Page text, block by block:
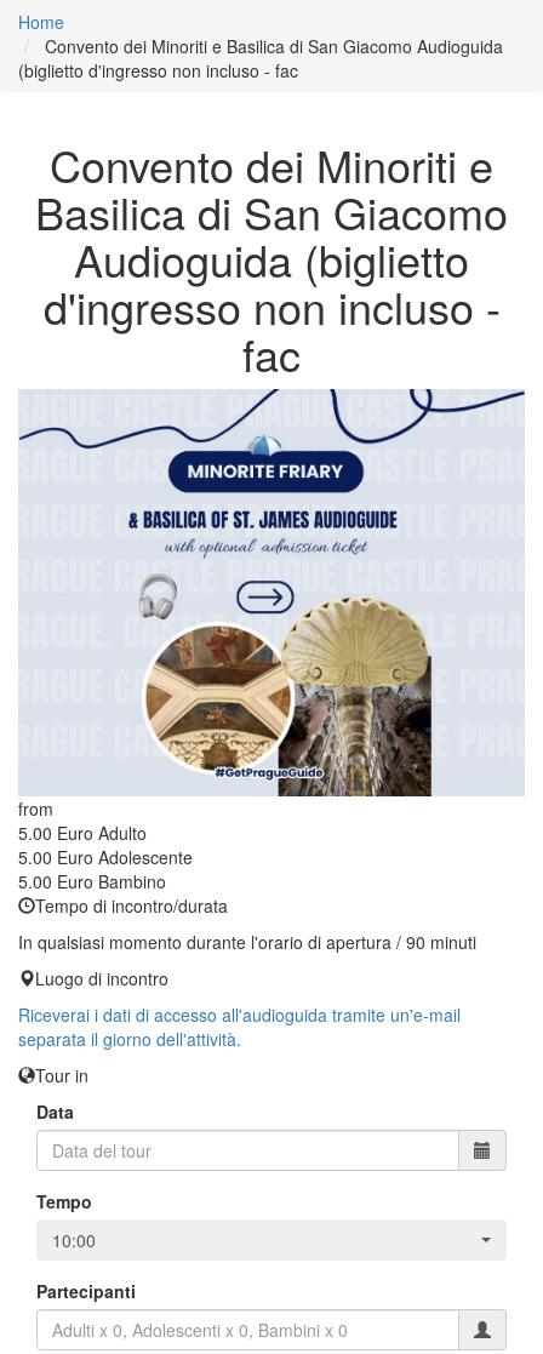
Home
Convento dei Minoriti e Basilica di San Giacomo Audioguida
(biglietto d'ingresso non incluso - fac
Convento dei Minoriti e
Basilica di San Giacomo
Audioguida (biglietto
d'ingresso non incluso -
fac
from
5.00 Euro Adulto
5.00 Euro Adolescente
5.00 Euro Bambino
Tempo di incontro/durata
In qualsiasi momento durante l'orario di apertura / 90 minuti
Luogo di incontro
Riceverai i dati di accesso all'audioguida tramite un'e-mail
separata il giorno dell'attività.
Tour in
Data
Tempo
10:00
Partecipanti